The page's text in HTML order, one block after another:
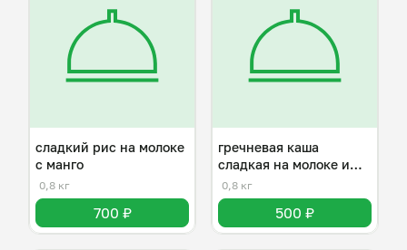
сладкий рис на молоке
с манго
0,8 кг
700 ₽
гречневая каша
сладкая на молоке и
сливочном масле
0,8 кг
500 ₽